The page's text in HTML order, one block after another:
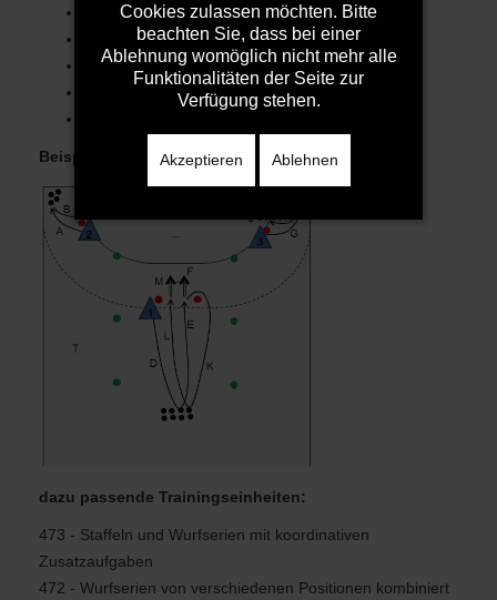
Torhüter einwerfen (10/40)
Angriff/Wurfserie (10/50)
Angriff/Wurfserie (10/60)
Angriff/Wurfserie (15/75)
Beispielbild: Wurfwettkampf
dazu passende Trainingseinheiten:
473 - Staffeln und Wurfserien mit koordinativen
Zusatzaufgaben
472 - Wurfserien von verschiedenen Positionen kombiniert
Cookies zulassen möchten. Bitte
beachten Sie, dass bei einer
Ablehnung womöglich nicht mehr alle
Funktionalitäten der Seite zur
Verfügung stehen.
Akzeptieren Ablehnen